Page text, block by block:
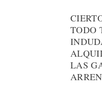
TODO
LAS